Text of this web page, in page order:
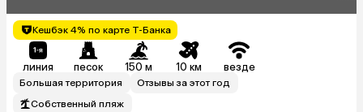
Кешбэк 4% по карте Т-Банка
линия песок 150 м 10 км везде
Большая территория
Отзывы за этот год
Собственный пляж